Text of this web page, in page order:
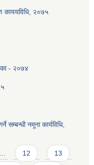
काययविधि, २०७५
- २०७४
सम्बन्धी नमूना कार्यविधि,
12 13